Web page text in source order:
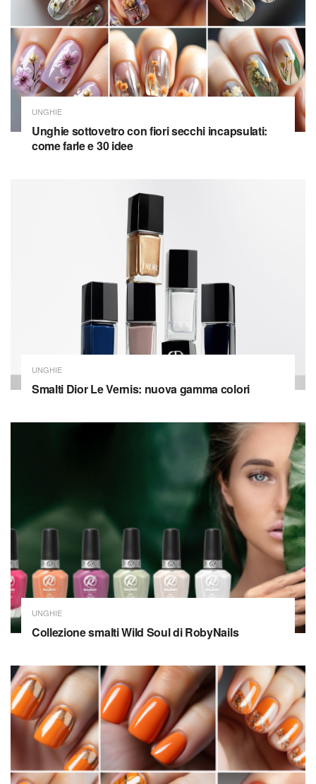
UNGHIE
Unghie sottovetro con fiori secchi incapsulati:
come farle e 30 idee
UNGHIE
Smalti Dior Le Vernis: nuova gamma colori
UNGHIE
Collezione smalti Wild Soul di RobyNails